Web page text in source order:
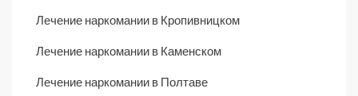
Лечение наркомании в Кропивницком
Лечение наркомании в Каменском
Лечение наркомании в Полтаве